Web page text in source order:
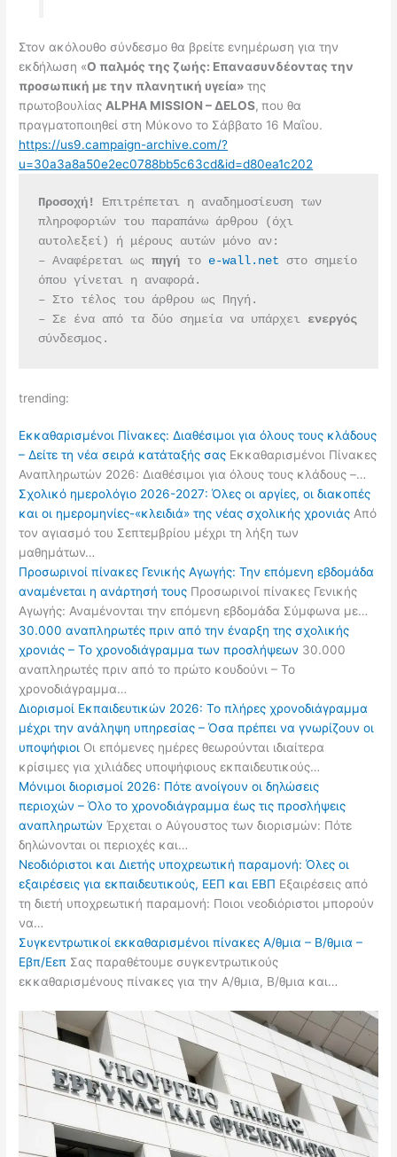
Στον ακόλουθο σύνδεσμο θα βρείτε ενημέρωση για την
εκδήλωση «Ο παλμός της ζωής: Επανασυνδέοντας την
προσωπική με την πλανητική υγεία»της
πρωτοβουλίαςALPHA MISSION – ΔELOS, που θα
πραγματοποιηθεί στη Μύκονο το Σάββατο 16 Μαΐου.
https://us9.campaign-archive.com/?
u=30a3a8a50e2ec0788bb5c63cd&id=d80ea1c202
Προσοχή!
Επιτρέπεται η αναδημοσίευση των
πληροφοριών του παραπάνω άρθρου (όχι
αυτολεξεί) ή μέρους αυτών μόνο αν:
– Αναφέρεται ως πηγή το e-wall.net στο σημείο
όπου γίνεται η αναφορά.
– Στο τέλος του άρθρου ως Πηγή.
– Σε ένα από τα δύο σημεία να υπάρχει
ενεργός
σύνδεσμος.
trending:
Εκκαθαρισμένοι Πίνακες: Διαθέσιμοι για όλους τους κλάδους
– Δείτε τη νέα σειρά κατάταξής σας Εκκαθαρισμένοι Πίνακες
Αναπληρωτών 2026: Διαθέσιμοι για όλους τους κλάδους –…
Σχολικό ημερολόγιο 2026-2027: Όλες οι αργίες, οι διακοπές
και οι ημερομηνίες-«κλειδιά» της νέας σχολικής χρονιάς Από
τον αγιασμό του Σεπτεμβρίου μέχρι τη λήξη των
μαθημάτων…
Προσωρινοί πίνακες Γενικής Αγωγής: Την επόμενη εβδομάδα
αναμένεται η ανάρτησή τους Προσωρινοί πίνακες Γενικής
Αγωγής: Αναμένονται την επόμενη εβδομάδα Σύμφωνα με…
30.000 αναπληρωτές πριν από την έναρξη της σχολικής
χρονιάς – Το χρονοδιάγραμμα των προσλήψεων 30.000
αναπληρωτές πριν από το πρώτο κουδούνι – Το
χρονοδιάγραμμα…
Διορισμοί Εκπαιδευτικών 2026: Το πλήρες χρονοδιάγραμμα
μέχρι την ανάληψη υπηρεσίας – Όσα πρέπει να γνωρίζουν οι
υποψήφιοι Οι επόμενες ημέρες θεωρούνται ιδιαίτερα
κρίσιμες για χιλιάδες υποψήφιους εκπαιδευτικούς…
Μόνιμοι διορισμοί 2026: Πότε ανοίγουν οι δηλώσεις
περιοχών – Όλο το χρονοδιάγραμμα έως τις προσλήψεις
αναπληρωτών Έρχεται ο Αύγουστος των διορισμών: Πότε
δηλώνονται οι περιοχές και…
Νεοδιόριστοι και Διετής υποχρεωτική παραμονή: Όλες οι
εξαιρέσεις για εκπαιδευτικούς, ΕΕΠ και ΕΒΠ Εξαιρέσεις από
τη διετή υποχρεωτική παραμονή: Ποιοι νεοδιόριστοι μπορούν
να…
Συγκεντρωτικοί εκκαθαρισμένοι πίνακες Α/θμια – Β/θμια –
Εβπ/Εεπ Σας παραθέτουμε συγκεντρωτικούς
εκκαθαρισμένους πίνακες για την Α/θμια, Β/θμια και…